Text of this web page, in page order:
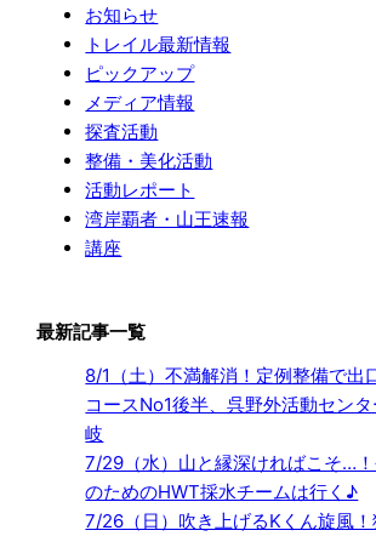
お知らせ
トレイル最新情報
ピックアップ
メディア情報
探査活動
整備・美化活動
活動レポート
湾岸覇者・山王速報
講座
最新記事一覧
8/1（土）不満解消！定例整備で出
コースNo1後半、呉野外活動セン
岐
7/29（水）山と縁深ければこそ…
のためのHWT採水チームは行く♪
7/26（日）吹き上げるKくん旋風